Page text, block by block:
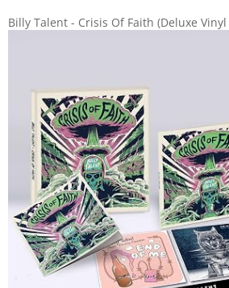
Billy Talent - Crisis Of Faith (Deluxe Vinyl